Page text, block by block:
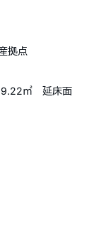
拠点
㎡ 延床面